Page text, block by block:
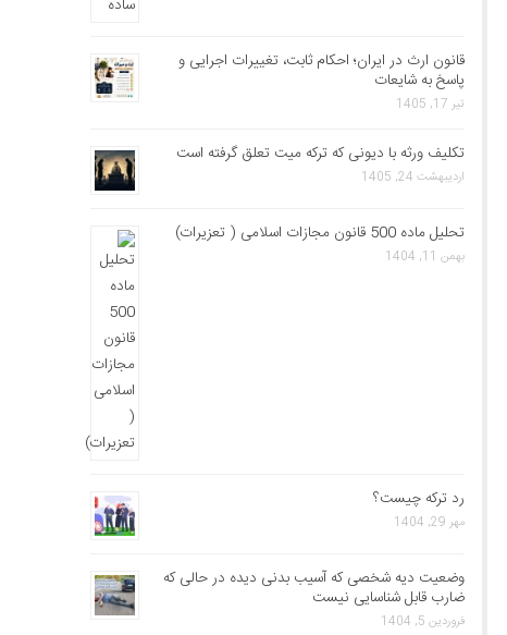
قانون ارث در ایران؛ احکام ثابت، تغییرات اجرایی و
پاسخ به شایعات
تیر 17, 1405
تکلیف ورثه با دیونی که ترکه میت تعلق گرفته است
اردیبهشت 24, 1405
تحلیل ماده 500 قانون مجازات اسلامی ( تعزیرات)
بهمن 11, 1404
رد ترکه چیست؟
مهر 29, 1404
وضعیت دیه شخصی که آسیب بدنی دیده در حالی که
ضارب قابل شناسایی نیست
فروردین 5, 1404